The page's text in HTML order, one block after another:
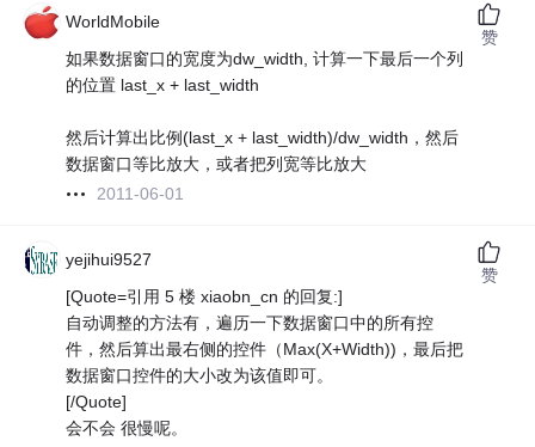
WorldMobile
如果数据窗口的宽度为dw_width, 计算一下最后一个列
的位置 last_x + last_width
然后计算出比例(last_x + last_width)/dw_width，然后
数据窗口等比放大，或者把列宽等比放大
2011-06-01
赞
yejihui9527
[Quote=引用 5 楼 xiaobn_cn 的回复:]
自动调整的方法有，遍历一下数据窗口中的所有控
件，然后算出最右侧的控件（Max(X+Width))，最后把
数据窗口控件的大小改为该值即可。
[/Quote]
会不会 很慢呢。
赞